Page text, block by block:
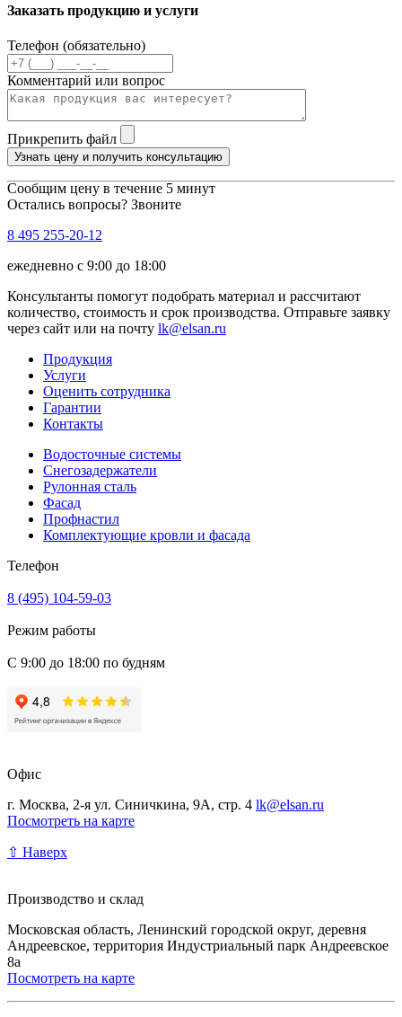
Заказать продукцию и услуги
Телефон (обязательно)
Комментарий или вопрос
Прикрепить файл
Узнать цену и получить консультацию
Сообщим цену в течение 5 минут
Остались вопросы? Звоните
8 495 255-20-12
ежедневно с 9:00 до 18:00
Консультанты помогут подобрать материал и рассчитают
количество, стоимость и срок производства. Отправьте заявку
через сайт или на почту lk@elsan.ru
Продукция
Услуги
Оценить сотрудника
Гарантии
Контакты
Водосточные системы
Снегозадержатели
Рулонная сталь
Фасад
Профнастил
Комплектующие кровли и фасада
Телефон
8 (495) 104-59-03
Режим работы
С 9:00 до 18:00 по будням
Офис
г. Москва, 2-я ул. Синичкина, 9А, стр. 4 lk@elsan.ru
Посмотреть на карте
⇧ Наверх
Производство и склад
Московская область, Ленинский городской округ, деревня
Андреевское, территория Индустриальный парк Андреевское
8а
Посмотреть на карте